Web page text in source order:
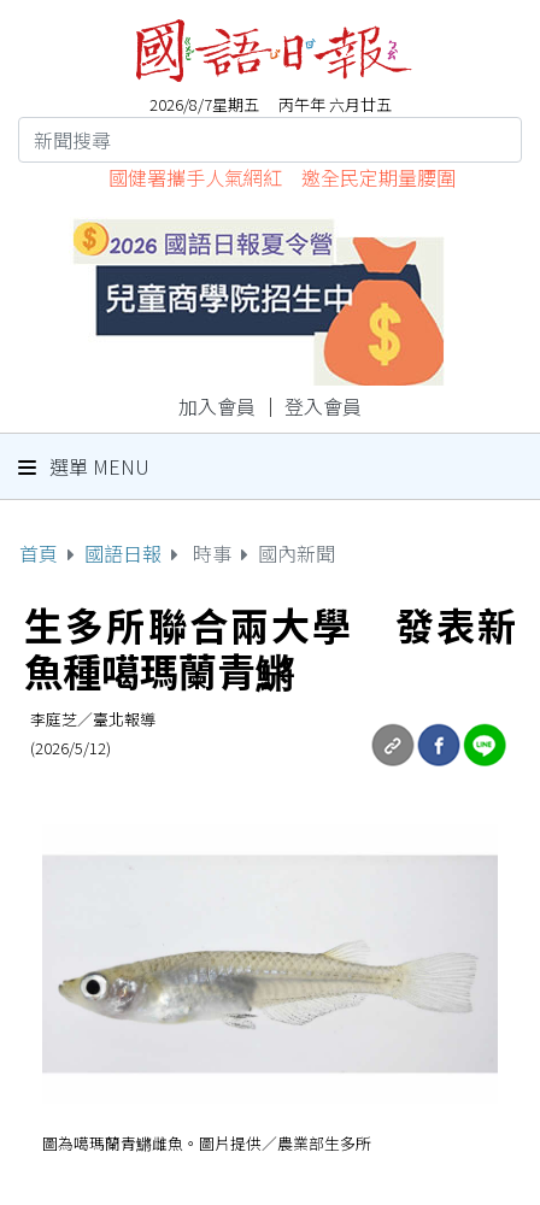
2026/8/7星期五 丙午年 六月廿五
國健署攜手人氣網紅 邀全民定期量腰圍
加入會員 ｜ 登入會員
選單 MENU
首頁 國語日報 時事 國內新聞
生多所聯合兩大學 發表新
魚種噶瑪蘭青鱂
李庭芝／臺北報導
(2026/5/12)
圖為噶瑪蘭青鱂雌魚。圖片提供／農業部生多所